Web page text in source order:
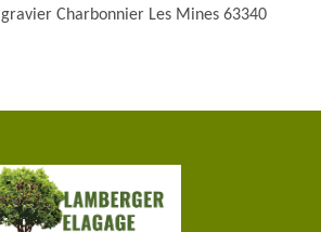
Charbonnier Les Mines 63340